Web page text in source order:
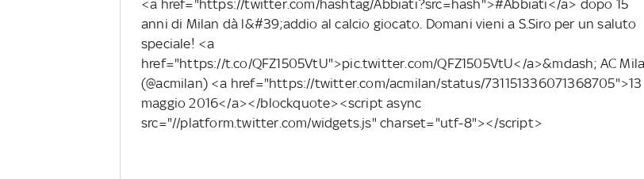
<a href="https://twitter.com/hashtag/Abbiati?src=hash">#Abbiati</a> dopo 15
anni di Milan dà l&#39;addio al calcio giocato. Domani vieni a S.Siro per un saluto
speciale! <a
href="https://t.co/QFZ1505VtU">pic.twitter.com/QFZ1505VtU</a>&mdash; AC
(@acmilan) <a href="https://twitter.com/acmilan/status/731151336071368705">13
maggio 2016</a></blockquote><script async
src="//platform.twitter.com/widgets.js" charset="utf-8"></script>